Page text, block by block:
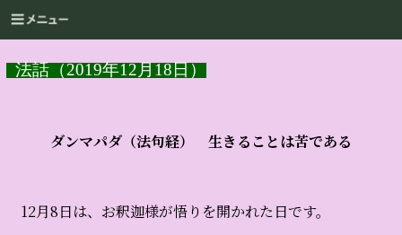
法話（2019年12月18日）
ダンマパダ（法句経） 生きることは苦である
12月8日は、お釈迦様が悟りを開かれた日です。